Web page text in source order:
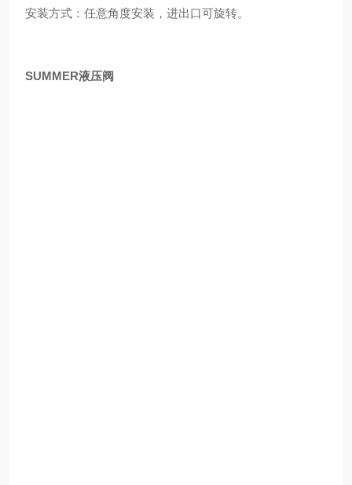
安装方式：任意角度安装，进出口可旋转。
SUMMER液压阀